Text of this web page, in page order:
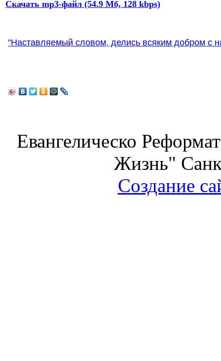
Скачать mp3-файл (54.9 Мб, 128 kbps)
"Наставляемый словом, делись всяким добром с
Евангелическо
Жизнь"
Создание